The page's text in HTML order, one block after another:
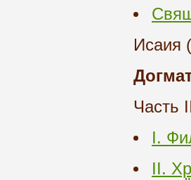
Исаия
Часть
I.
II.